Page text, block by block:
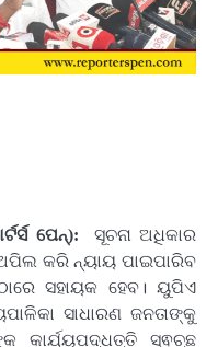
ପେନ୍‌): ସୂଚନା ଅଧିକାର
କରି ନ୍ୟାୟ ପାଇପାରିବ
ସହାୟକ ହେବ। ୟୁପିଏ
ସାଧାରଣ ଜନତାଙ୍କୁ
କାର୍ଯ୍ୟପଦ୍ଧତ୍ତି ସ୍ଵଚ୍ଛ